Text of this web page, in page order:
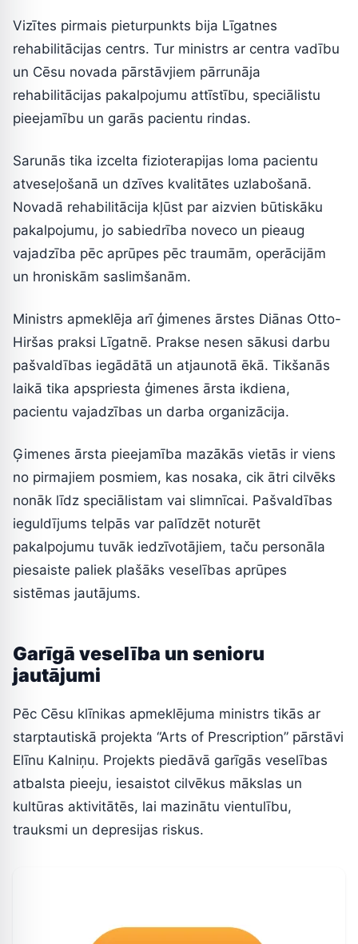
Vizītes pirmais pieturpunkts bija Līgatnes
rehabilitācijas centrs. Tur ministrs ar centra vadību
un Cēsu novada pārstāvjiem pārrunāja
rehabilitācijas pakalpojumu attīstību, speciālistu
pieejamību un garās pacientu rindas.
Sarunās tika izcelta fizioterapijas loma pacientu
atveseļošanā un dzīves kvalitātes uzlabošanā.
Novadā rehabilitācija kļūst par aizvien būtiskāku
pakalpojumu, jo sabiedrība noveco un pieaug
vajadzība pēc aprūpes pēc traumām, operācijām
un hroniskām saslimšanām.
Ministrs apmeklēja arī ģimenes ārstes Diānas Otto-
Hiršas praksi Līgatnē. Prakse nesen sākusi darbu
pašvaldības iegādātā un atjaunotā ēkā. Tikšanās
laikā tika apspriesta ģimenes ārsta ikdiena,
pacientu vajadzības un darba organizācija.
Ģimenes ārsta pieejamība mazākās vietās ir viens
no pirmajiem posmiem, kas nosaka, cik ātri cilvēks
nonāk līdz speciālistam vai slimnīcai. Pašvaldības
ieguldījums telpās var palīdzēt noturēt
pakalpojumu tuvāk iedzīvotājiem, taču personāla
piesaiste paliek plašāks veselības aprūpes
sistēmas jautājums.
Garīgā veselība un senioru
jautājumi
Pēc Cēsu klīnikas apmeklējuma ministrs tikās ar
starptautiskā projekta “Arts of Prescription” pārstāvi
Elīnu Kalniņu. Projekts piedāvā garīgās veselības
atbalsta pieeju, iesaistot cilvēkus mākslas un
kultūras aktivitātēs, lai mazinātu vientulību,
trauksmi un depresijas riskus.